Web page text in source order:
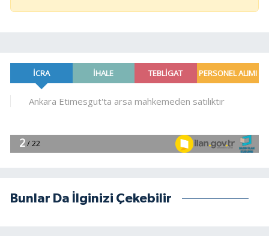
Bunlar Da İlginizi Çekebilir